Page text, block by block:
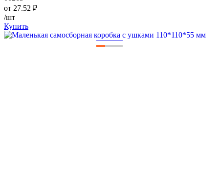
от 27.52 ₽
/шт
Купить
———